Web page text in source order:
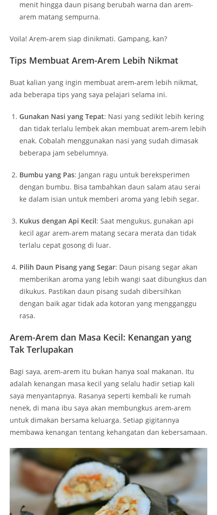
menit hingga daun pisang berubah warna dan arem-
arem matang sempurna.
Voila! Arem-arem siap dinikmati. Gampang, kan?
Tips Membuat Arem-Arem Lebih Nikmat
Buat kalian yang ingin membuat arem-arem lebih nikmat,
ada beberapa tips yang saya pelajari selama ini.
Gunakan Nasi yang Tepat: Nasi yang sedikit lebih kering
dan tidak terlalu lembek akan membuat arem-arem lebih
enak. Cobalah menggunakan nasi yang sudah dimasak
beberapa jam sebelumnya.
Bumbu yang Pas: Jangan ragu untuk bereksperimen
dengan bumbu. Bisa tambahkan daun salam atau serai
ke dalam isian untuk memberi aroma yang lebih segar.
Kukus dengan Api Kecil: Saat mengukus, gunakan api
kecil agar arem-arem matang secara merata dan tidak
terlalu cepat gosong di luar.
Pilih Daun Pisang yang Segar: Daun pisang segar akan
memberikan aroma yang lebih wangi saat dibungkus dan
dikukus. Pastikan daun pisang sudah dibersihkan
dengan baik agar tidak ada kotoran yang mengganggu
rasa.
Arem-Arem dan Masa Kecil: Kenangan yang
Tak Terlupakan
Bagi saya, arem-arem itu bukan hanya soal makanan. Itu
adalah kenangan masa kecil yang selalu hadir setiap kali
saya menyantapnya. Rasanya seperti kembali ke rumah
nenek, di mana ibu saya akan membungkus arem-arem
untuk dimakan bersama keluarga. Setiap gigitannya
membawa kenangan tentang kehangatan dan kebersamaan.